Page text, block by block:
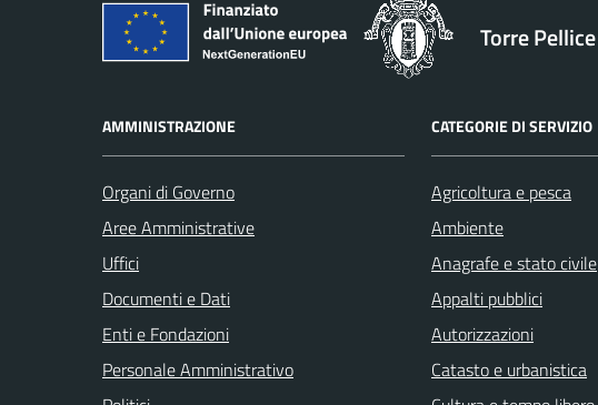
Torre Pellice
AMMINISTRAZIONE
Organi di Governo
Aree Amministrative
Uffici
Documenti e Dati
Enti e Fondazioni
Personale Amministrativo
CATEGORIE DI SERVIZIO
Agricoltura e pesca
Ambiente
Anagrafe e stato civile
Appalti pubblici
Autorizzazioni
Catasto e urbanistica